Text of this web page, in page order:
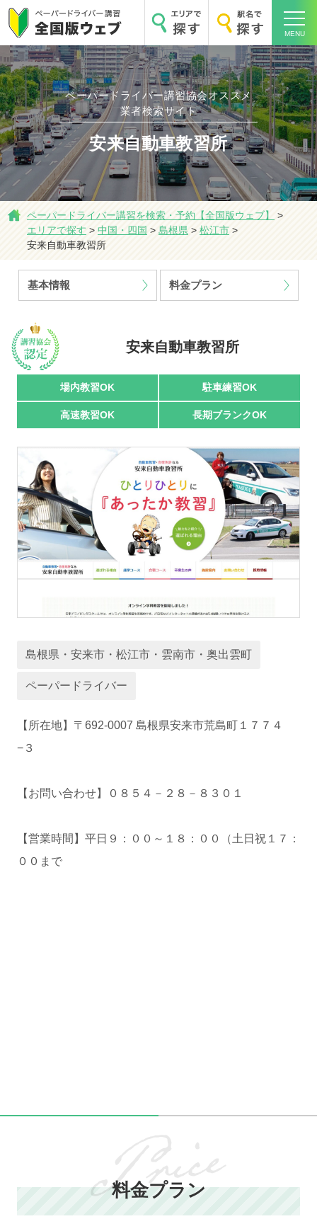
MENU
ホーム
エリアで探す
駅名で探す
おすすめ業者
講習トピックス
ペーパードライバー講習協会オススメ
業者検索サイト
安来自動車教習所
ペーパードライバー講習を検索・予約【全国版ウェブ】
>
エリアで探す > 中国・四国 > 島根県 > 松江市 >
安来自動車教習所
基本情報 料金プラン
安来自動車教習所
場内教習OK 駐車練習OK
高速教習OK 長期ブランクOK
島根県・安来市・松江市・雲南市・奥出雲町
ペーパードライバー
【所在地】〒692-0007 島根県安来市荒島町１７７４
−３
【お問い合わせ】０８５４－２８－８３０１
【営業時間】平日９：００～１８：００（土日祝１７：
００まで
料金プラン